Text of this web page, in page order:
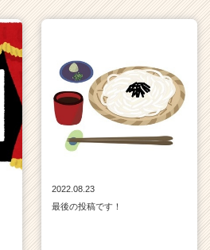
2022.08.23
最後の投稿です！